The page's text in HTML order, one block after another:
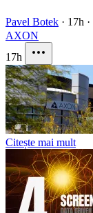
Pavel Botek · 17h ·
AXON
17h
Citește mai mult